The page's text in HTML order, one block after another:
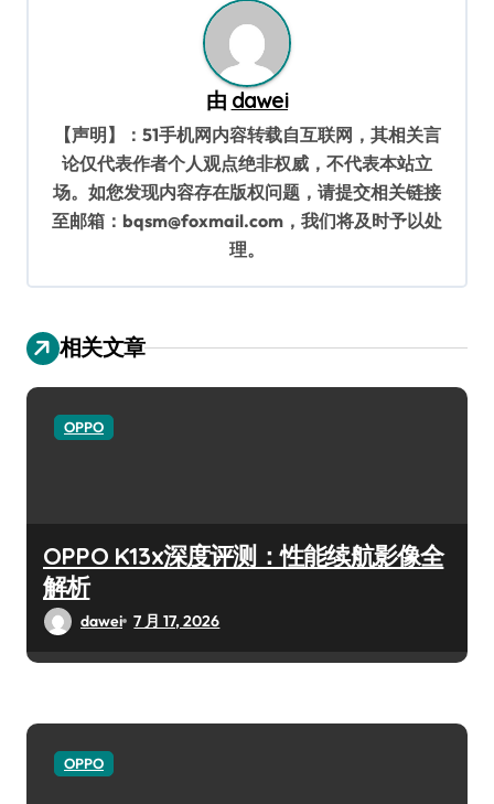
由 dawei
【声明】：51手机网内容转载自互联网，其相关言
论仅代表作者个人观点绝非权威，不代表本站立
场。如您发现内容存在版权问题，请提交相关链接
至邮箱：bqsm@foxmail.com，我们将及时予以处
理。
相关文章
OPPO
OPPO K13x深度评测：性能续航影像全
解析
dawei 7 月 17, 2026
OPPO